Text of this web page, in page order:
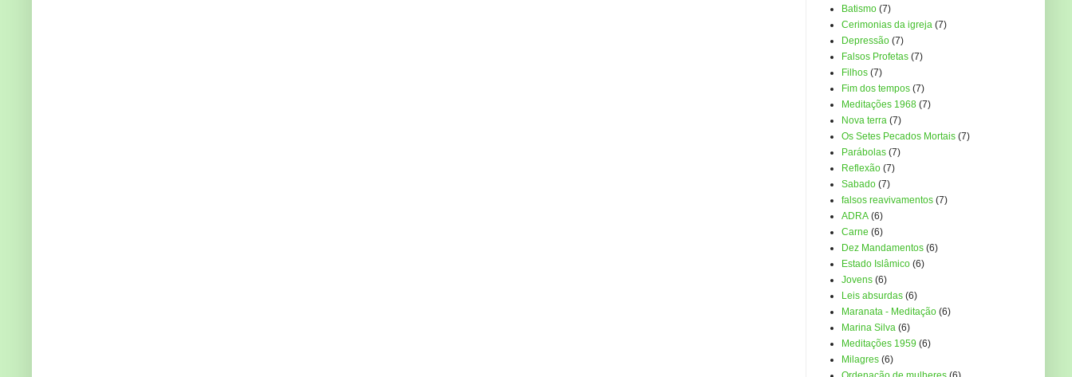
Batismo (7)
Cerimonias da igreja (7)
Depressão (7)
Falsos Profetas (7)
Filhos (7)
Fim dos tempos (7)
Meditações 1968 (7)
Nova terra (7)
Os Setes Pecados Mortais (7)
Parábolas (7)
Reflexão (7)
Sabado (7)
falsos reavivamentos (7)
ADRA (6)
Carne (6)
Dez Mandamentos (6)
Estado Islâmico (6)
Jovens (6)
Leis absurdas (6)
Maranata - Meditação (6)
Marina Silva (6)
Meditações 1959 (6)
Milagres (6)